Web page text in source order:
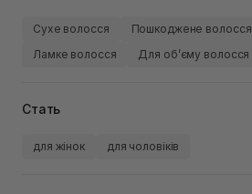
Сухе волосся Пошкоджене волосся
Ламке волосся
Для обʼєму волосся
Стать
для жінок для чоловіків